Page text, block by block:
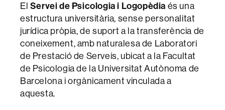
El Servei de Psicologia i Logopèdia és una
estructura universitària, sense personalitat
jurídica pròpia, de suport a la transferència de
coneixement, amb naturalesa de Laboratori
de Prestació de Serveis, ubicat a la Facultat
de Psicologia de la Universitat Autònoma de
Barcelona i orgànicament vinculada a
aquesta.